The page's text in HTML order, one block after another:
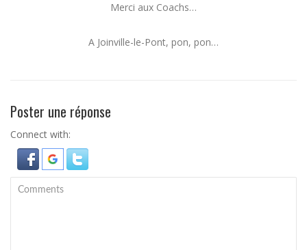
Merci aux Coachs…
A Joinville-le-Pont, pon, pon…
Poster une réponse
Connect with: